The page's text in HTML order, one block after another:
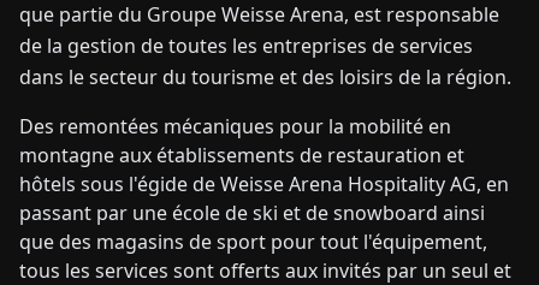
que partie du Groupe Weisse Arena, est responsable
de la gestion de toutes les entreprises de services
dans le secteur du tourisme et des loisirs de la région.
Des remontées mécaniques pour la mobilité en
montagne aux établissements de restauration et
hôtels sous l'égide de Weisse Arena Hospitality AG, en
passant par une école de ski et de snowboard ainsi
que des magasins de sport pour tout l'équipement,
tous les services sont offerts aux invités par un seul et